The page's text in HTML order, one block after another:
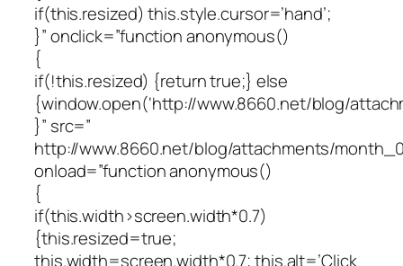
if(this.resized) this.style.cursor=’hand’;
}” onclick=”function anonymous()
{
if(!this.resized) {return true;} else
{window.open(‘http://www.8660.net/blog/
}” src=”
http://www.8660.net/blog/attachments/
onload=”function anonymous()
{
if(this.width>screen.width*0.7)
{this.resized=true;
this.width=screen.width*0.7; this.alt=’Click